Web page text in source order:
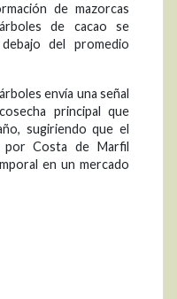
de mazorcas
de cacao se
del promedio
envía una señal
principal que
sugiriendo que el
por Costa de Marfil
en un mercado